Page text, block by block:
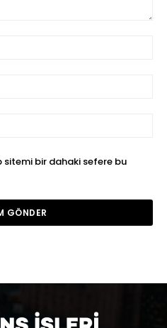
sitemi bir dahaki sefere bu